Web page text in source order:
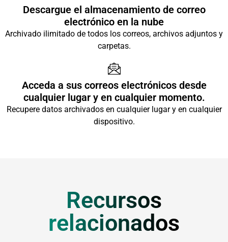
Descargue el almacenamiento de correo
electrónico en la nube
Archivado ilimitado de todos los correos, archivos adjuntos y
carpetas.
Acceda a sus correos electrónicos desde
cualquier lugar y en cualquier momento.
Recupere datos archivados en cualquier lugar y en cualquier
dispositivo.
Recursos
relacionados